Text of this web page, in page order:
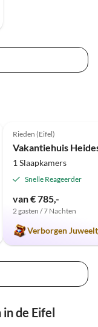
Rieden (Eifel)
Vakantiehuis
1 Slaapkamers
Snelle Reageerder
van € 785,-
2 gasten / 7 Nachten
Verborgen
de Eifel